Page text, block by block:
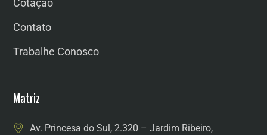
Cotação
Contato
Trabalhe Conosco
Matriz
Av. Princesa do Sul, 2.320 – Jardim Ribeiro,